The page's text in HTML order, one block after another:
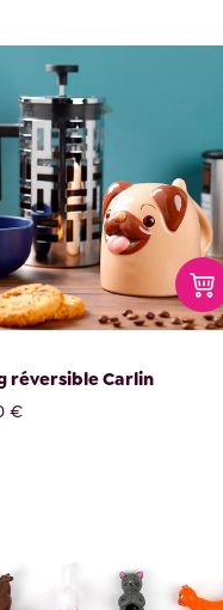
réversible Carlin
€